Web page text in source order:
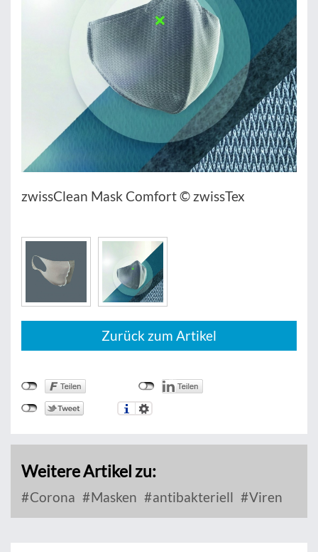
zwissClean Mask Comfort © zwissTex
Zurück zum Artikel
Weitere Artikel zu:
Corona Masken antibakteriell Viren